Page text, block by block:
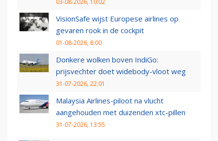
03-08-2026, 10:02
VisionSafe wijst Europese airlines op
gevaren rook in de cockpit
01-08-2026, 8:00
Donkere wolken boven IndiGo:
prijsvechter doet widebody-vloot weg
31-07-2026, 22:01
Malaysia Airlines-piloot na vlucht
aangehouden met duizenden xtc-pillen
31-07-2026, 13:55